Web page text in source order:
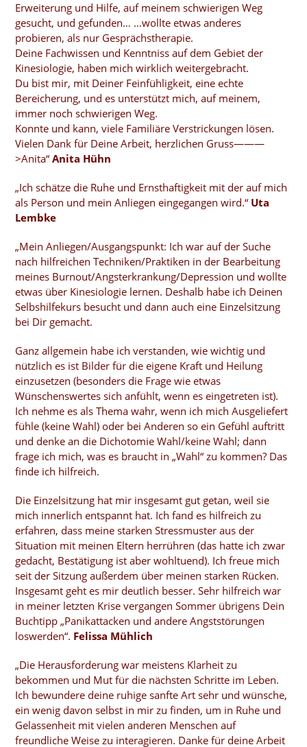
Erweiterung und Hilfe, auf meinem schwierigen Weg
gesucht, und gefunden… …wollte etwas anderes
probieren, als nur Gesprächstherapie.
Deine Fachwissen und Kenntniss auf dem Gebiet der
Kinesiologie, haben mich wirklich weitergebracht.
Du bist mir, mit Deiner Feinfühligkeit, eine echte
Bereicherung, und es unterstützt mich, auf meinem,
immer noch schwierigen Weg.
Konnte und kann, viele Familiäre Verstrickungen lösen.
Vielen Dank für Deine Arbeit, herzlichen Gruss———
>Anita“Anita Hühn
„Ich schätze die Ruhe und Ernsthaftigkeit mit der auf mich
als Person und mein Anliegen eingegangen wird.“ Uta
Lembke
„Mein Anliegen/Ausgangspunkt: Ich war auf der Suche
nach hilfreichen Techniken/Praktiken in der Bearbeitung
meines Burnout/Angsterkrankung/Depression und wollte
etwas über Kinesiologie lernen. Deshalb habe ich Deinen
Selbshilfekurs besucht und dann auch eine Einzelsitzung
bei Dir gemacht.
Ganz allgemein habe ich verstanden, wie wichtig und
nützlich es ist Bilder für die eigene Kraft und Heilung
einzusetzen (besonders die Frage wie etwas
Wünschenswertes sich anfühlt, wenn es eingetreten ist).
Ich nehme es als Thema wahr, wenn ich mich Ausgeliefert
fühle (keine Wahl) oder bei Anderen so ein Gefühl auftritt
und denke an die Dichotomie Wahl/keine Wahl; dann
frage ich mich, was es braucht in „Wahl“ zu kommen? Das
finde ich hilfreich.
Die Einzelsitzung hat mir insgesamt gut getan, weil sie
mich innerlich entspannt hat. Ich fand es hilfreich zu
erfahren, dass meine starken Stressmuster aus der
Situation mit meinen Eltern herrühren (das hatte ich zwar
gedacht, Bestätigung ist aber wohltuend). Ich freue mich
seit der Sitzung außerdem über meinen starken Rücken.
Insgesamt geht es mir deutlich besser. Sehr hilfreich war
in meiner letzten Krise vergangen Sommer übrigens Dein
Buchtipp „Panikattacken und andere Angststörungen
loswerden“. Felissa Mühlich
„Die Herausforderung war meistens Klarheit zu
bekommen und Mut für die nächsten Schritte im Leben.
Ich bewundere deine ruhige sanfte Art sehr und wünsche,
ein wenig davon selbst in mir zu finden, um in Ruhe und
Gelassenheit mit vielen anderen Menschen auf
freundliche Weise zu interagieren. Danke für deine Arbeit